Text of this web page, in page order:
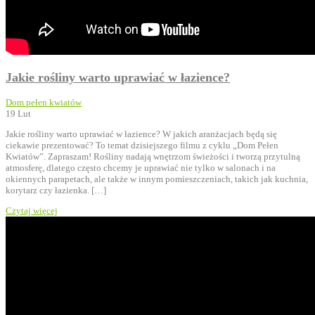
Jakie rośliny warto uprawiać w łazience?
Dom pełen kwiatów
19 Lut
Jakie rośliny warto uprawiać w łazience? W jakich aranżacjach będą się
ciekawie prezentować? To temat dzisiejszego filmu z cyklu „Dom Pełen
Kwiatów”. Zapraszam! Rośliny nadają wnętrzom świeżości i tworzą przytulną
atmosferę, dlatego często chcemy je uprawiać nie tylko w salonach i na
okiennych parapetach, ale także w innym pomieszczeniach, takich jak kuchnia,
korytarz czy łazienka. […]
Czytaj więcej